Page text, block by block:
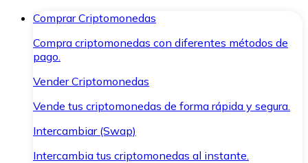
Comprar Criptomonedas
Compra criptomonedas con diferentes métodos de
pago.
Vender Criptomonedas
Vende tus criptomonedas de forma rápida y segura.
Intercambiar (Swap)
Intercambia tus criptomonedas al instante.